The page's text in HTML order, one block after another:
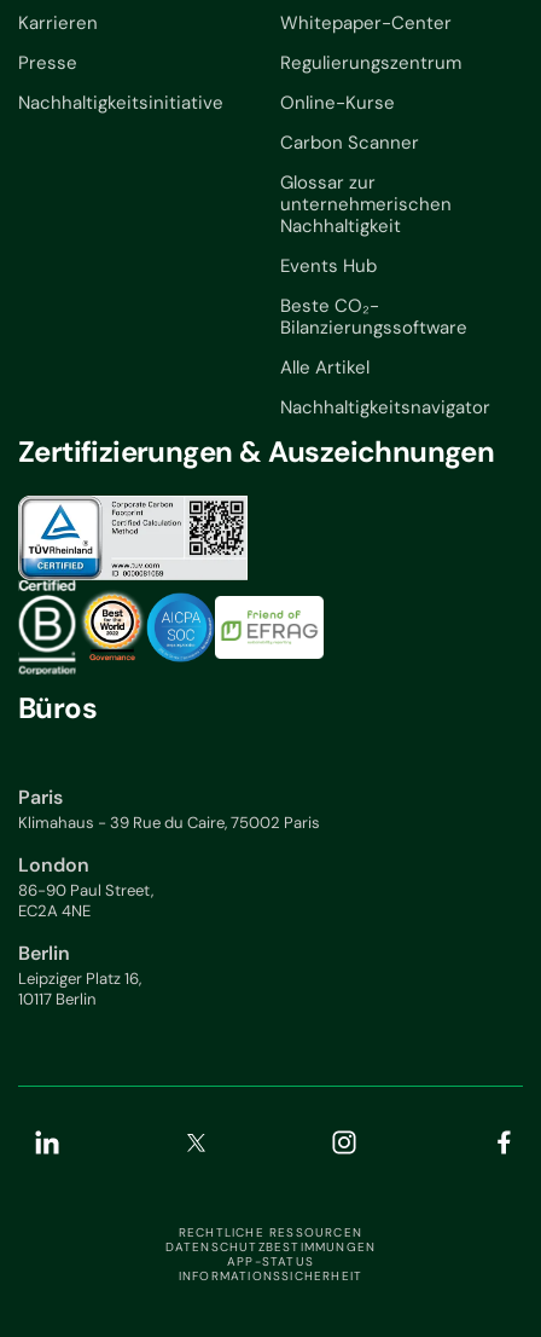
Karrieren
Presse
Nachhaltigkeitsinitiative
Whitepaper-Center
Regulierungszentrum
Online-Kurse
Carbon Scanner
Glossar zur
unternehmerischen
Nachhaltigkeit
Events Hub
Beste CO₂-
Bilanzierungssoftware
Alle Artikel
Nachhaltigkeitsnavigator
Zertifizierungen & Auszeichnungen
Büros
Paris
Klimahaus - 39 Rue du Caire, 75002 Paris
London
86-90 Paul Street,
EC2A 4NE
Berlin
Leipziger Platz 16,
10117 Berlin
RECHTLICHE RESSOURCEN
DATENSCHUTZBESTIMMUNGEN
APP-STATUS
INFORMATIONSSICHERHEIT